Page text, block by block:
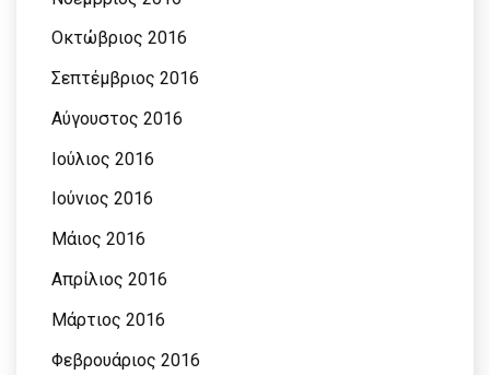
Οκτώβριος 2016
Σεπτέμβριος 2016
Αύγουστος 2016
Ιούλιος 2016
Ιούνιος 2016
Μάιος 2016
Απρίλιος 2016
Μάρτιος 2016
Φεβρουάριος 2016